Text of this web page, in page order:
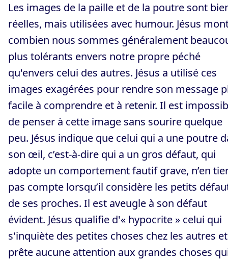
Les images de la paille et de la poutre sont
réelles, mais utilisées avec humour. Jésus
combien nous sommes généralement
plus tolérants envers notre propre péché
qu'envers celui des autres. Jésus a utilisé ces
images exagérées pour rendre son message
facile à comprendre et à retenir. Il est
de penser à cette image sans sourire quelque
peu. Jésus indique que celui qui a une poutre
son œil, c’est-à-dire qui a un gros défaut, qui
adopte un comportement fautif grave, n’en
pas compte lorsqu’il considère les petits
de ses proches. Il est aveugle à son défaut
évident. Jésus qualifie d'« hypocrite » celui qui
s'inquiète des petites choses chez les autres
prête aucune attention aux grandes choses